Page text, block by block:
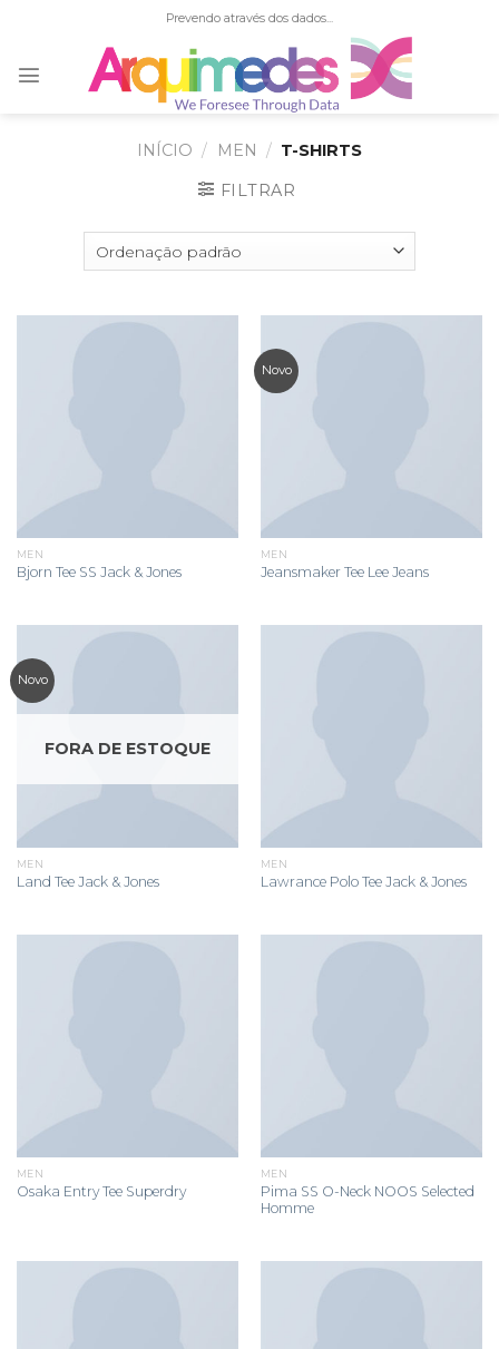
Prevendo através dos dados...
INÍCIO / MEN / T-SHIRTS
FILTRAR
MEN
Bjorn Tee SS Jack & Jones
Novo
MEN
Jeansmaker Tee Lee Jeans
Novo
FORA DE ESTOQUE
MEN
Land Tee Jack & Jones
MEN
Lawrance Polo Tee Jack & Jones
MEN
Osaka Entry Tee Superdry
MEN
Pima SS O-Neck NOOS Selected
Homme